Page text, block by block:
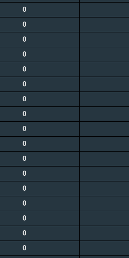
0
0
0
0
0
0
0
0
0
0
0
0
0
0
0
0
0